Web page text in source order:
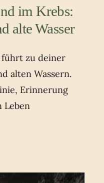
im Krebs:
alte Wasser
führt zu deiner
alten Wassern.
Erinnerung
Leben